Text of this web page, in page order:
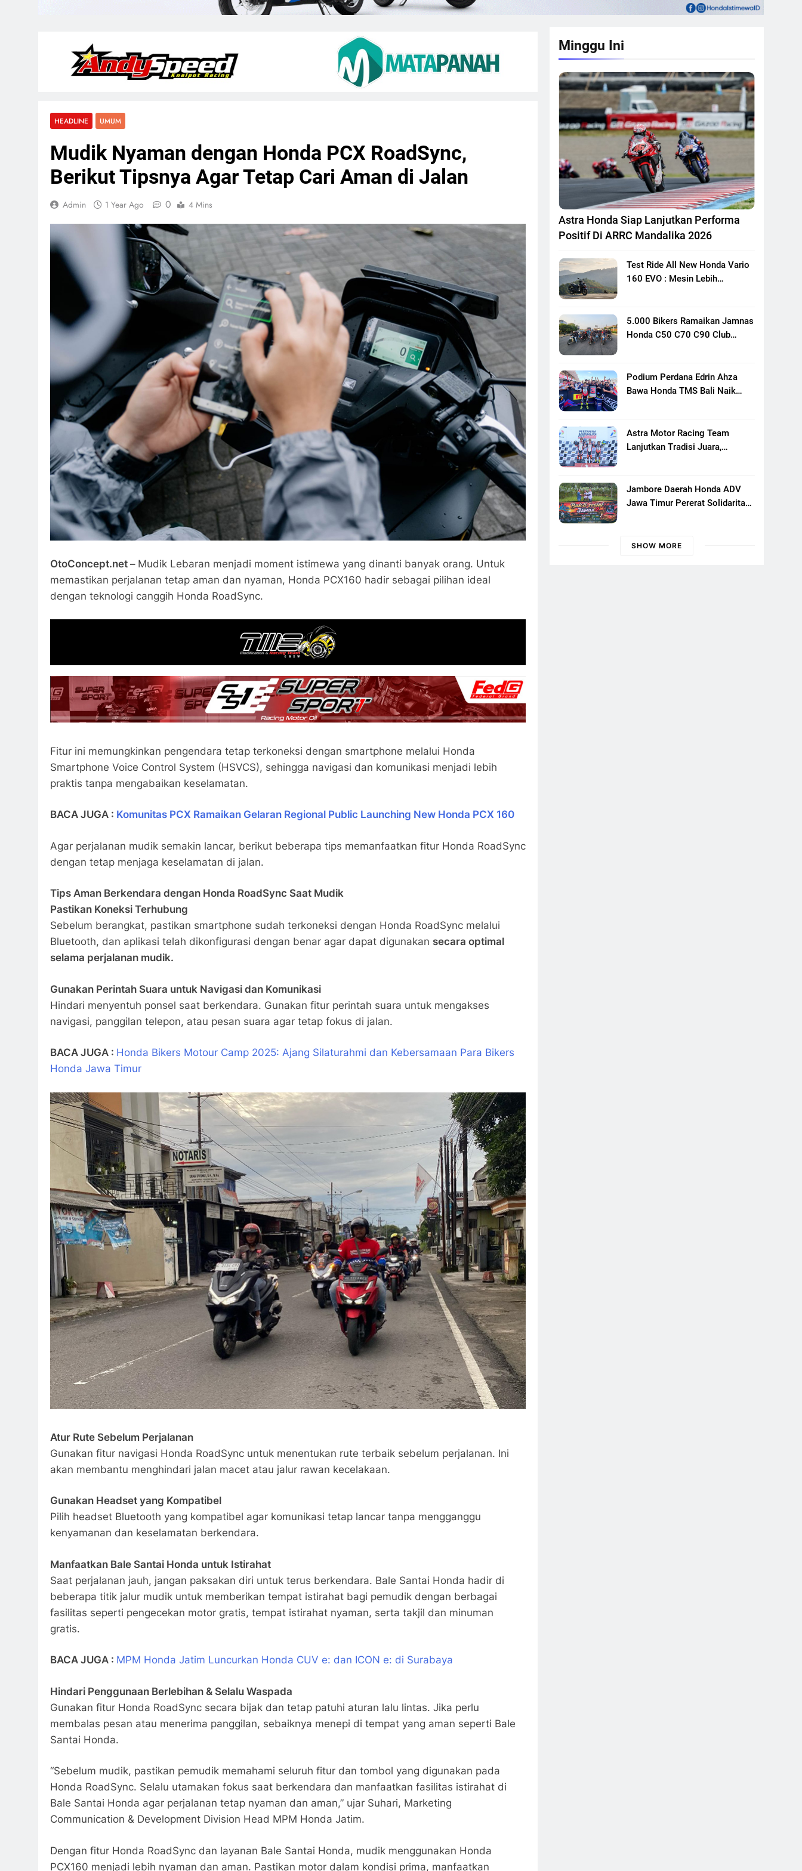
HEADLINE UMUM
Mudik Nyaman dengan Honda PCX RoadSync,
Berikut Tipsnya Agar Tetap Cari Aman di Jalan
Admin 1 Year Ago 0 4 Mins
OtoConcept.net – Mudik Lebaran menjadi moment istimewa yang dinanti banyak orang. Untuk
memastikan perjalanan tetap aman dan nyaman, Honda PCX160 hadir sebagai pilihan ideal
dengan teknologi canggih Honda RoadSync.
Fitur ini memungkinkan pengendara tetap terkoneksi dengan smartphone melalui Honda
Smartphone Voice Control System (HSVCS), sehingga navigasi dan komunikasi menjadi lebih
praktis tanpa mengabaikan keselamatan.
BACA JUGA : Komunitas PCX Ramaikan Gelaran Regional Public Launching New Honda PCX 160
Agar perjalanan mudik semakin lancar, berikut beberapa tips memanfaatkan fitur Honda RoadSync
dengan tetap menjaga keselamatan di jalan.
Tips Aman Berkendara dengan Honda RoadSync Saat Mudik
Pastikan Koneksi Terhubung
Sebelum berangkat, pastikan smartphone sudah terkoneksi dengan Honda RoadSync melalui
Bluetooth, dan aplikasi telah dikonfigurasi dengan benar agar dapat digunakan secara optimal
selama perjalanan mudik.
Gunakan Perintah Suara untuk Navigasi dan Komunikasi
Hindari menyentuh ponsel saat berkendara. Gunakan fitur perintah suara untuk mengakses
navigasi, panggilan telepon, atau pesan suara agar tetap fokus di jalan.
BACA JUGA : Honda Bikers Motour Camp 2025: Ajang Silaturahmi dan Kebersamaan Para Bikers
Honda Jawa Timur
Atur Rute Sebelum Perjalanan
Gunakan fitur navigasi Honda RoadSync untuk menentukan rute terbaik sebelum perjalanan. Ini
akan membantu menghindari jalan macet atau jalur rawan kecelakaan.
Gunakan Headset yang Kompatibel
Pilih headset Bluetooth yang kompatibel agar komunikasi tetap lancar tanpa mengganggu
kenyamanan dan keselamatan berkendara.
Manfaatkan Bale Santai Honda untuk Istirahat
Saat perjalanan jauh, jangan paksakan diri untuk terus berkendara. Bale Santai Honda hadir di
beberapa titik jalur mudik untuk memberikan tempat istirahat bagi pemudik dengan berbagai
fasilitas seperti pengecekan motor gratis, tempat istirahat nyaman, serta takjil dan minuman
gratis.
BACA JUGA : MPM Honda Jatim Luncurkan Honda CUV e: dan ICON e: di Surabaya
Hindari Penggunaan Berlebihan & Selalu Waspada
Gunakan fitur Honda RoadSync secara bijak dan tetap patuhi aturan lalu lintas. Jika perlu
membalas pesan atau menerima panggilan, sebaiknya menepi di tempat yang aman seperti Bale
Santai Honda.
“Sebelum mudik, pastikan pemudik memahami seluruh fitur dan tombol yang digunakan pada
Honda RoadSync. Selalu utamakan fokus saat berkendara dan manfaatkan fasilitas istirahat di
Bale Santai Honda agar perjalanan tetap nyaman dan aman,” ujar Suhari, Marketing
Communication & Development Division Head MPM Honda Jatim.
Dengan fitur Honda RoadSync dan layanan Bale Santai Honda, mudik menggunakan Honda
PCX160 menjadi lebih nyaman dan aman. Pastikan motor dalam kondisi prima, manfaatkan
Minggu Ini
Astra Honda Siap Lanjutkan Performa
Positif Di ARRC Mandalika 2026
Test Ride All New Honda Vario
160 EVO : Mesin Lebih
5.000 Bikers Ramaikan Jamnas
Honda C50 C70 C90 Club
Motor Klasik Honda
Podium Perdana Edrin Ahza
Bawa Honda TMS Bali Naik
Astra Motor Racing Team
Lanjutkan Tradisi Juara,
Putaran Ke 3
Jambore Daerah Honda ADV
Jawa Timur Pererat Solidaritas
Banyuwangi
SHOW MORE